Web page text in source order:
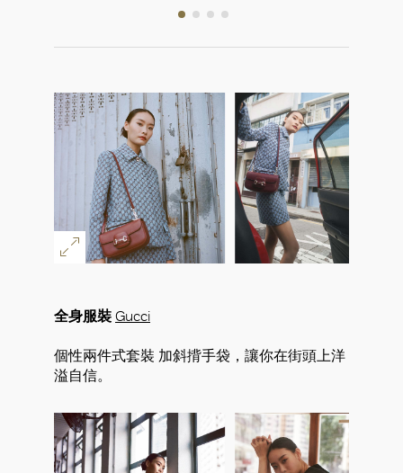
全身服裝 Gucci
個性兩件式套裝 加斜揹手袋，讓你在街頭上洋
溢自信。